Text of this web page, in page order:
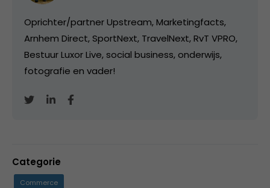
Oprichter/partner Upstream, Marketingfacts,
Arnhem Direct, SportNext, TravelNext, RvT VPRO,
Bestuur Luxor Live, social business, onderwijs,
fotografie en vader!
Categorie
Commerce